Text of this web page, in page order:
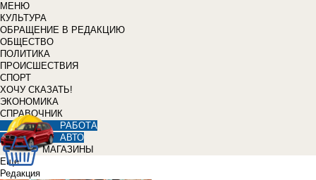
МЕНЮ
КУЛЬТУРА
ОБРАЩЕНИЕ В РЕДАКЦИЮ
ОБЩЕСТВО
ПОЛИТИКА
ПРОИСШЕСТВИЯ
СПОРТ
ХОЧУ СКАЗАТЬ!
ЭКОНОМИКА
СПРАВОЧНИК
РАБОТА
АВТО
МАГАЗИНЫ
Еще
Редакция